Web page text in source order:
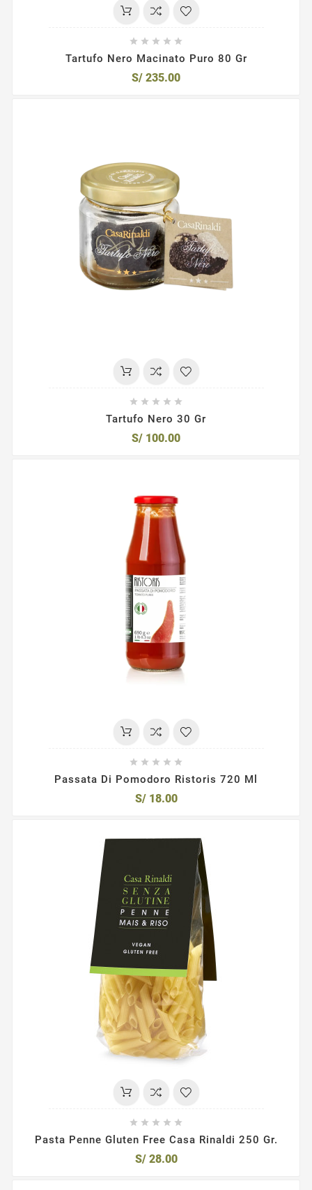
    
Tartufo Nero Macinato Puro 80 Gr
S/ 235.00
    
Tartufo Nero 30 Gr
S/ 100.00
    
Passata Di Pomodoro Ristoris 720 Ml
S/ 18.00
    
Pasta Penne Gluten Free Casa Rinaldi 250 Gr.
S/ 28.00